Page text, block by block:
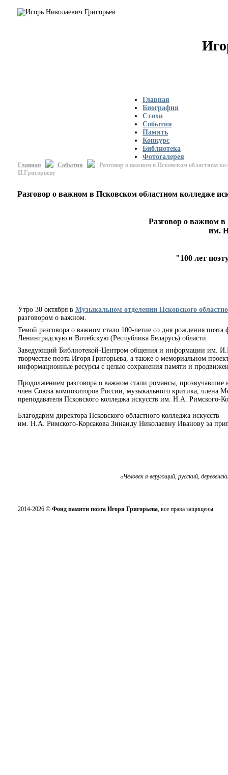
Главная
Биография
Стихи
События
Память
Конкурс
Библиотека
Фотогалерея
Главная События
Разговор о важном в Псковском областном
И.Григорьеву
Разговор о важном в Псковском областном колледже
Разговор о важном в
им.
"100 лет
Утро 30 октября в Музыкальном отделении Псковского
разговором о важном.
Темой разговора о важном стало 100-летие со дня рождения
Ленинградскую и Витебскую (Республика Беларусь) области.
Заведующий Библиотекой-Центром общения и информации им.
творчестве поэта Игоря Григорьева, а также о мемориальном
информационные ресурсы с целью сохранения памяти и
Продолжением разговора о важном стали романсы, прозвучавшие
член Союза композиторов России, музыкального критика, члена
преподавателя Псковского колледжа искусств им. Н.А. Римского-
Благодарим директора Псковского областного колледжа искусств
им. Н.А. Римского-Корсакова Зинаиду Николаевну Иванову за
«Человек я верующий, русский,
2014-2026 © Фонд памяти поэта Игоря Григорьева, все права защищены.